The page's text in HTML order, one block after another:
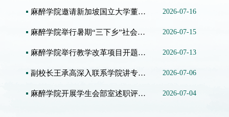
麻醉学院邀请新加坡国立大学董艳虹教授做学术讲座 2026-07-16
麻醉学院举行暑期“三下乡”社会实践活动启动仪式 2026-07-15
麻醉学院举行教学改革项目开题与中期检查汇报会 2026-07-13
副校长王承高深入联系学院讲专题党课 引导党员干... 2026-07-06
麻醉学院开展学生会部室述职评议会 2026-07-04